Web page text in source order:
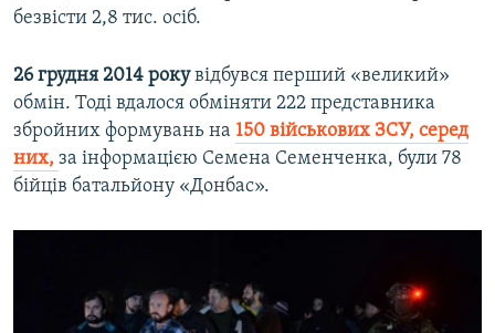
безвісти 2,8 тис. осіб.
26 грудня 2014 рокувідбувся перший «великий»
обмін. Тоді вдалося обміняти 222 представника
збройних формувань на 150 військових ЗСУ, серед
них, за інформацією Семена Семенченка, були 78
бійців батальйону «Донбас».